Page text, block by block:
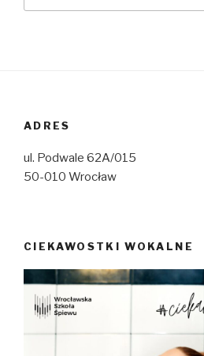
ADRES
ul. Podwale 62A/015
50-010 Wrocław
CIEKAWOSTKI WOKALNE